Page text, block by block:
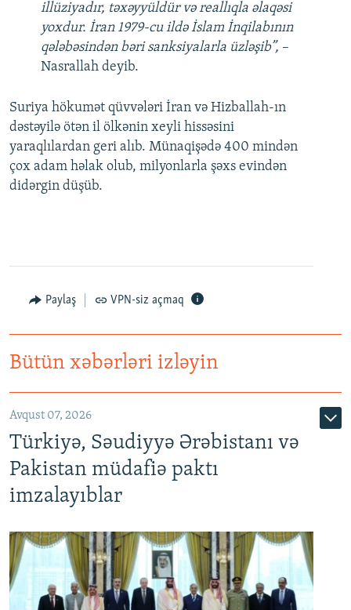
illüziyadır, təxəyyüldür və reallıqla əlaqəsi
yoxdur. İran 1979-cu ildə İslam İnqilabının
qələbəsindən bəri sanksiyalarla üzləşib”, –
Nasrallah deyib.
Suriya hökumət qüvvələri İran və Hizballah-ın
dəstəyilə ötən il ölkənin xeyli hissəsini
yaraqlılardan geri alıb. Münaqişədə 400 mindən
çox adam həlak olub, milyonlarla şəxs evindən
didərgin düşüb.
Paylaş VPN-siz açmaq
Bütün xəbərləri izləyin
Avqust 07, 2026
Türkiyə, Səudiyyə Ərəbistanı və
Pakistan müdafiə paktı
imzalayıblar